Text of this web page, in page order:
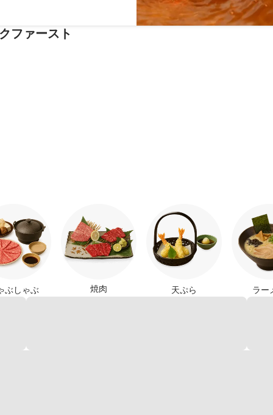
ファースト
ぶしゃぶ 焼肉 天ぷら ラー